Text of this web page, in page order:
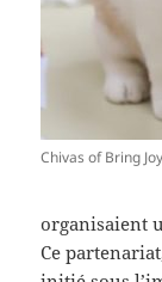
Chivas of Bring
organisaient
Ce